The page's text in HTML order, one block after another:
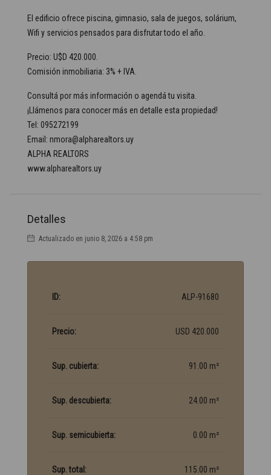
El edificio ofrece piscina, gimnasio, sala de juegos, solárium,
Wifi y servicios pensados para disfrutar todo el año.
Precio: U$D 420.000.
Comisión inmobiliaria: 3% + IVA.
Consultá por más información o agendá tu visita.
¡Llámenos para conocer más en detalle esta propiedad!
Tel: 095272199
Email: nmora@alpharealtors.uy
ALPHA REALTORS
www.alpharealtors.uy
Detalles
Actualizado en junio 8, 2026 a 4:58 pm
ID: ALP-91680
Precio: USD 420.000
Sup. cubierta: 91.00 m²
Sup. descubierta: 24.00 m²
Sup. semicubierta: 0.00 m²
Sup. total: 115.00 m²